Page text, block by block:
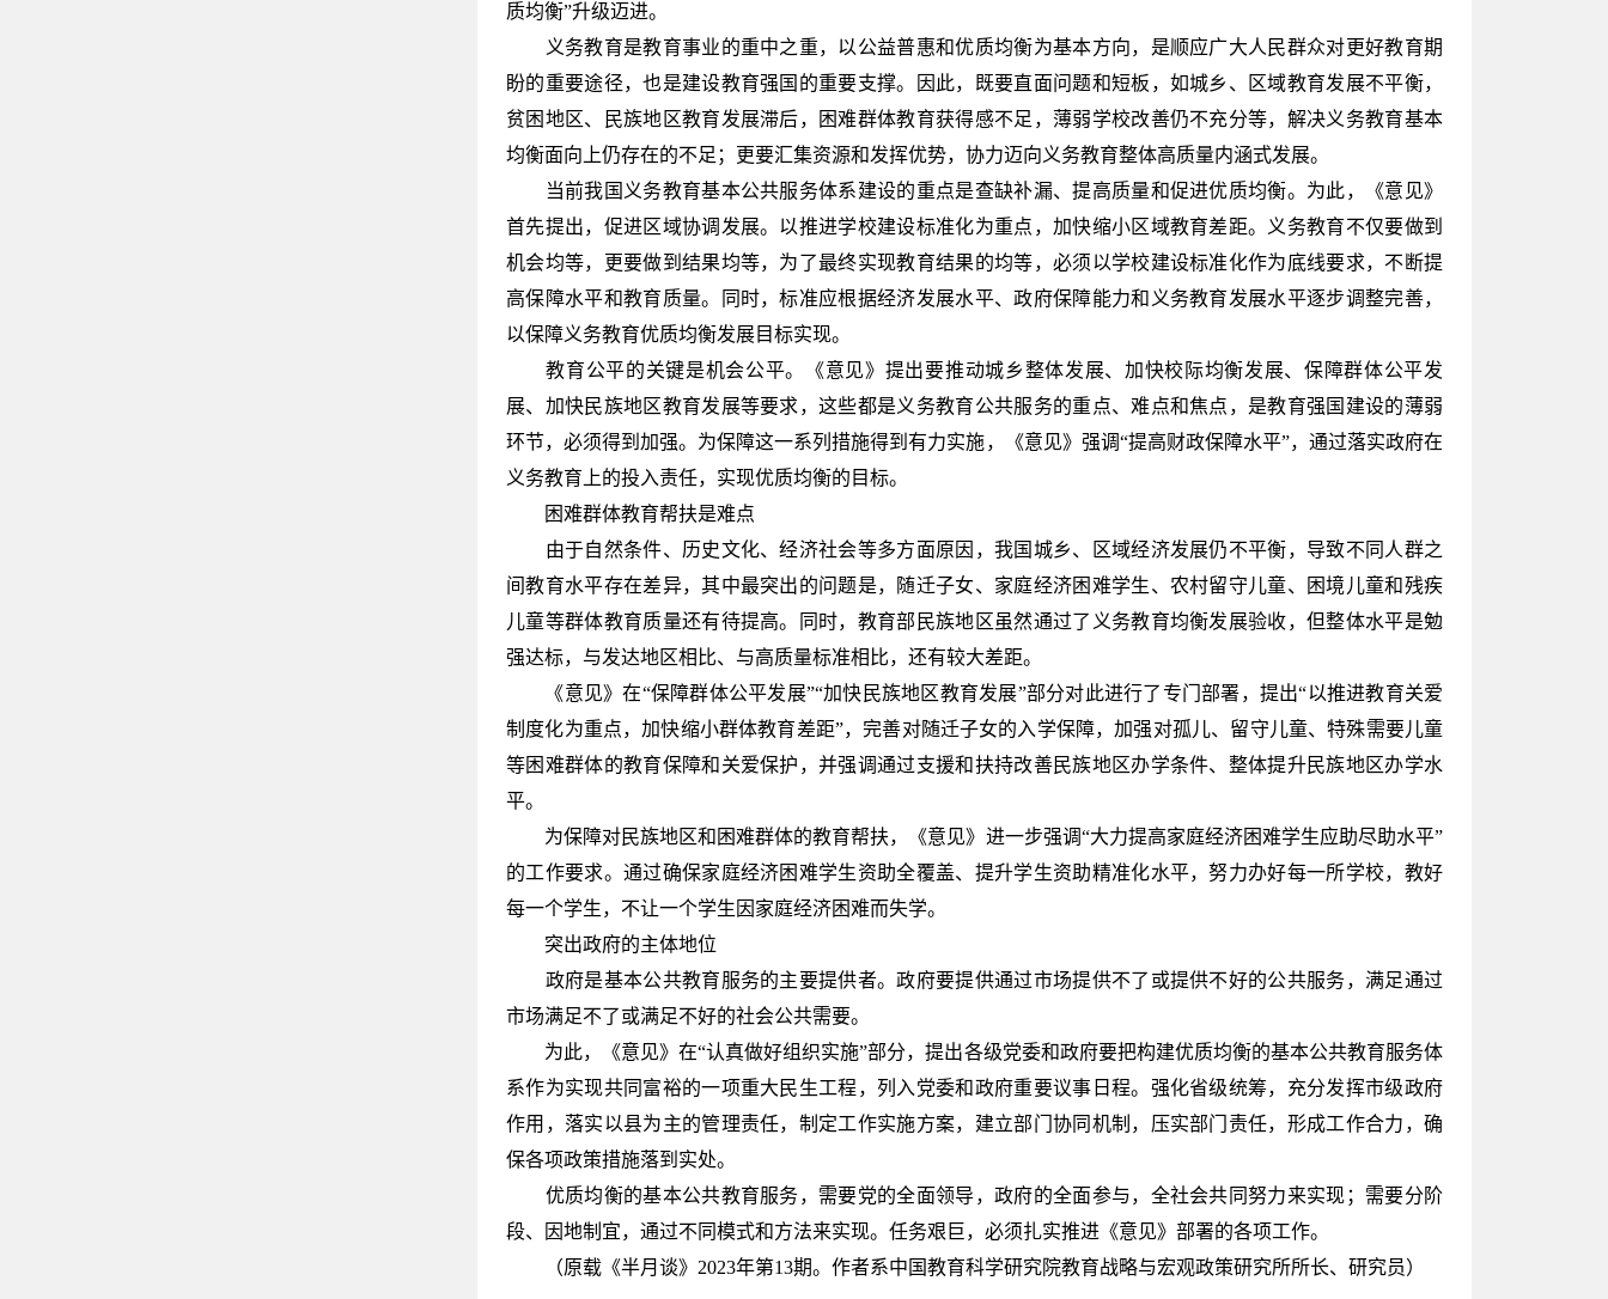
质均衡”升级迈进。
义务教育是教育事业的重中之重，以公益普惠和优质均衡为基本方向，是顺应广大人民群众对更好教育期
盼的重要途径，也是建设教育强国的重要支撑。因此，既要直面问题和短板，如城乡、区域教育发展不平衡，
贫困地区、民族地区教育发展滞后，困难群体教育获得感不足，薄弱学校改善仍不充分等，解决义务教育基本
均衡面向上仍存在的不足；更要汇集资源和发挥优势，协力迈向义务教育整体高质量内涵式发展。
当前我国义务教育基本公共服务体系建设的重点是查缺补漏、提高质量和促进优质均衡。为此，《意见》
首先提出，促进区域协调发展。以推进学校建设标准化为重点，加快缩小区域教育差距。义务教育不仅要做到
机会均等，更要做到结果均等，为了最终实现教育结果的均等，必须以学校建设标准化作为底线要求，不断提
高保障水平和教育质量。同时，标准应根据经济发展水平、政府保障能力和义务教育发展水平逐步调整完善，
以保障义务教育优质均衡发展目标实现。
教育公平的关键是机会公平。《意见》提出要推动城乡整体发展、加快校际均衡发展、保障群体公平发
展、加快民族地区教育发展等要求，这些都是义务教育公共服务的重点、难点和焦点，是教育强国建设的薄弱
环节，必须得到加强。为保障这一系列措施得到有力实施，《意见》强调“提高财政保障水平”，通过落实政府在
义务教育上的投入责任，实现优质均衡的目标。
困难群体教育帮扶是难点
由于自然条件、历史文化、经济社会等多方面原因，我国城乡、区域经济发展仍不平衡，导致不同人群之
间教育水平存在差异，其中最突出的问题是，随迁子女、家庭经济困难学生、农村留守儿童、困境儿童和残疾
儿童等群体教育质量还有待提高。同时，教育部民族地区虽然通过了义务教育均衡发展验收，但整体水平是勉
强达标，与发达地区相比、与高质量标准相比，还有较大差距。
《意见》在“保障群体公平发展”“加快民族地区教育发展”部分对此进行了专门部署，提出“以推进教育关爱
制度化为重点，加快缩小群体教育差距”，完善对随迁子女的入学保障，加强对孤儿、留守儿童、特殊需要儿童
等困难群体的教育保障和关爱保护，并强调通过支援和扶持改善民族地区办学条件、整体提升民族地区办学水
平。
为保障对民族地区和困难群体的教育帮扶，《意见》进一步强调“大力提高家庭经济困难学生应助尽助水平”
的工作要求。通过确保家庭经济困难学生资助全覆盖、提升学生资助精准化水平，努力办好每一所学校，教好
每一个学生，不让一个学生因家庭经济困难而失学。
突出政府的主体地位
政府是基本公共教育服务的主要提供者。政府要提供通过市场提供不了或提供不好的公共服务，满足通过
市场满足不了或满足不好的社会公共需要。
为此，《意见》在“认真做好组织实施”部分，提出各级党委和政府要把构建优质均衡的基本公共教育服务体
系作为实现共同富裕的一项重大民生工程，列入党委和政府重要议事日程。强化省级统筹，充分发挥市级政府
作用，落实以县为主的管理责任，制定工作实施方案，建立部门协同机制，压实部门责任，形成工作合力，确
保各项政策措施落到实处。
优质均衡的基本公共教育服务，需要党的全面领导，政府的全面参与，全社会共同努力来实现；需要分阶
段、因地制宜，通过不同模式和方法来实现。任务艰巨，必须扎实推进《意见》部署的各项工作。
（原载《半月谈》2023年第13期。作者系中国教育科学研究院教育战略与宏观政策研究所所长、研究员）